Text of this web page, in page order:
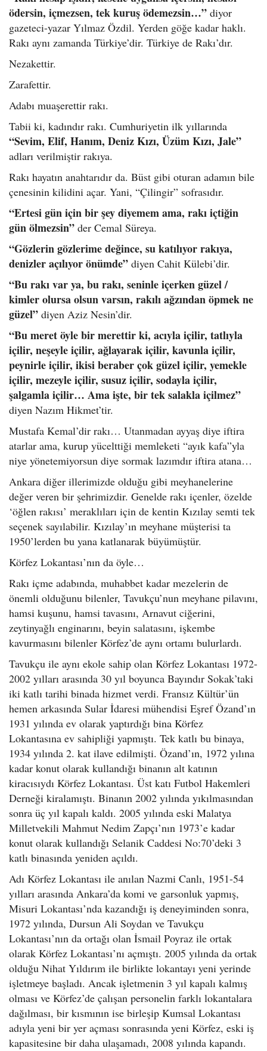
o
n
ödersin, içmezsen, tek kuruş ödemezsin…” diyor
gazeteci-yazar Yılmaz Özdil. Yerden göğe kadar haklı.
Rakı aynı zamanda Türkiye’dir. Türkiye de Rakı’dır.
Nezakettir.
Zarafettir.
Adabı muaşerettir rakı.
Tabii ki, kadındır rakı. Cumhuriyetin ilk yıllarında
“Sevim, Elif, Hanım, Deniz Kızı, Üzüm Kızı, Jale”
adları verilmiştir rakıya.
Rakı hayatın anahtarıdır da. Büst gibi oturan adamın bile
çenesinin kilidini açar. Yani, “Çilingir” sofrasıdır.
“Ertesi gün için bir şey diyemem ama, rakı içtiğin
gün ölmezsin” der Cemal Süreya.
“Gözlerin gözlerime değince, su katılıyor rakıya,
denizler açılıyor önümde” diyen Cahit Külebi’dir.
“Bu rakı var ya, bu rakı, seninle içerken güzel /
kimler olursa olsun varsın, rakılı ağzından öpmek ne
güzel” diyen Aziz Nesin’dir.
“Bu meret öyle bir merettir ki, acıyla içilir, tatlıyla
içilir, neşeyle içilir, ağlayarak içilir, kavunla içilir,
peynirle içilir, ikisi beraber çok güzel içilir, yemekle
içilir, mezeyle içilir, susuz içilir, sodayla içilir,
şalgamla içilir… Ama işte, bir tek salakla içilmez”
diyen Nazım Hikmet’tir.
Mustafa Kemal’dir rakı… Utanmadan ayyaş diye iftira
atarlar ama, kurup yücelttiği memleketi “ayık kafa”yla
niye yönetemiyorsun diye sormak lazımdır iftira atana…
Ankara diğer illerimizde olduğu gibi meyhanelerine
değer veren bir şehrimizdir. Genelde rakı içenler, özelde
‘öğlen rakısı’ meraklıları için de kentin Kızılay semti tek
seçenek sayılabilir. Kızılay’ın meyhane müşterisi ta
1950’lerden bu yana katlanarak büyümüştür.
Körfez Lokantası’nın da öyle…
Rakı içme adabında, muhabbet kadar mezelerin de
önemli olduğunu bilenler, Tavukçu’nun meyhane pilavını,
hamsi kuşunu, hamsi tavasını, Arnavut ciğerini,
zeytinyağlı enginarını, beyin salatasını, işkembe
kavurmasını bilenler Körfez’de aynı ortamı bulurlardı.
Tavukçu ile aynı ekole sahip olan Körfez Lokantası 1972-
2002 yılları arasında 30 yıl boyunca Bayındır Sokak’taki
iki katlı tarihi binada hizmet verdi. Fransız Kültür’ün
hemen arkasında Sular İdaresi mühendisi Eşref Özand’ın
1931 yılında ev olarak yaptırdığı bina Körfez
Lokantasına ev sahipliği yapmıştı. Tek katlı bu binaya,
1934 yılında 2. kat ilave edilmişti. Özand’ın, 1972 yılına
kadar konut olarak kullandığı binanın alt katının
kiracısıydı Körfez Lokantası. Üst katı Futbol Hakemleri
Derneği kiralamıştı. Binanın 2002 yılında yıkılmasından
sonra üç yıl kapalı kaldı. 2005 yılında eski Malatya
Milletvekili Mahmut Nedim Zapçı’nın 1973’e kadar
konut olarak kullandığı Selanik Caddesi No:70’deki 3
katlı binasında yeniden açıldı.
Adı Körfez Lokantası ile anılan Nazmi Canlı, 1951-54
yılları arasında Ankara’da komi ve garsonluk yapmış,
Misuri Lokantası’nda kazandığı iş deneyiminden sonra,
1972 yılında, Dursun Ali Soydan ve Tavukçu
Lokantası’nın da ortağı olan İsmail Poyraz ile ortak
olarak Körfez Lokantası’nı açmıştı. 2005 yılında da ortak
olduğu Nihat Yıldırım ile birlikte lokantayı yeni yerinde
işletmeye başladı. Ancak işletmenin 3 yıl kapalı kalmış
olması ve Körfez’de çalışan personelin farklı lokantalara
dağılması, bir kısmının ise birleşip Kumsal Lokantası
adıyla yeni bir yer açması sonrasında yeni Körfez, eski iş
kapasitesine bir daha ulaşamadı, 2008 yılında kapandı.